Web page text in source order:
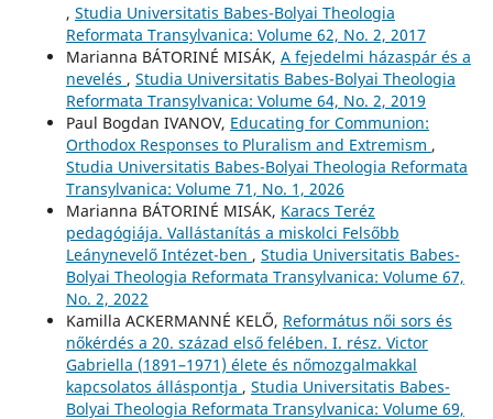
, Studia Universitatis Babes-Bolyai Theologia
Reformata Transylvanica: Volume 62, No. 2, 2017
Marianna BÁTORINÉ MISÁK, A fejedelmi házaspár és a
nevelés , Studia Universitatis Babes-Bolyai Theologia
Reformata Transylvanica: Volume 64, No. 2, 2019
Paul Bogdan IVANOV, Educating for Communion:
Orthodox Responses to Pluralism and Extremism ,
Studia Universitatis Babes-Bolyai Theologia Reformata
Transylvanica: Volume 71, No. 1, 2026
Marianna BÁTORINÉ MISÁK, Karacs Teréz
pedagógiája. Vallástanítás a miskolci Felsőbb
Leánynevelő Intézet-ben , Studia Universitatis Babes-
Bolyai Theologia Reformata Transylvanica: Volume 67,
No. 2, 2022
Kamilla ACKERMANNÉ KELŐ, Református női sors és
nőkérdés a 20. század első felében. I. rész. Victor
Gabriella (1891–1971) élete és nőmozgalmakkal
kapcsolatos álláspontja , Studia Universitatis Babes-
Bolyai Theologia Reformata Transylvanica: Volume 69,